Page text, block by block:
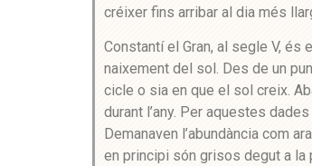
créixer fins arribar al dia més
Constantí el Gran, al segle V, és
naixement del sol. Des de un
cicle o sia en que el sol creix.
durant l’any. Per aquestes
Demanaven l’abundància com
en principi són grisos degut a la